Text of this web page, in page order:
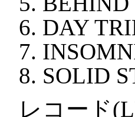
DAY
SOLID
レコード